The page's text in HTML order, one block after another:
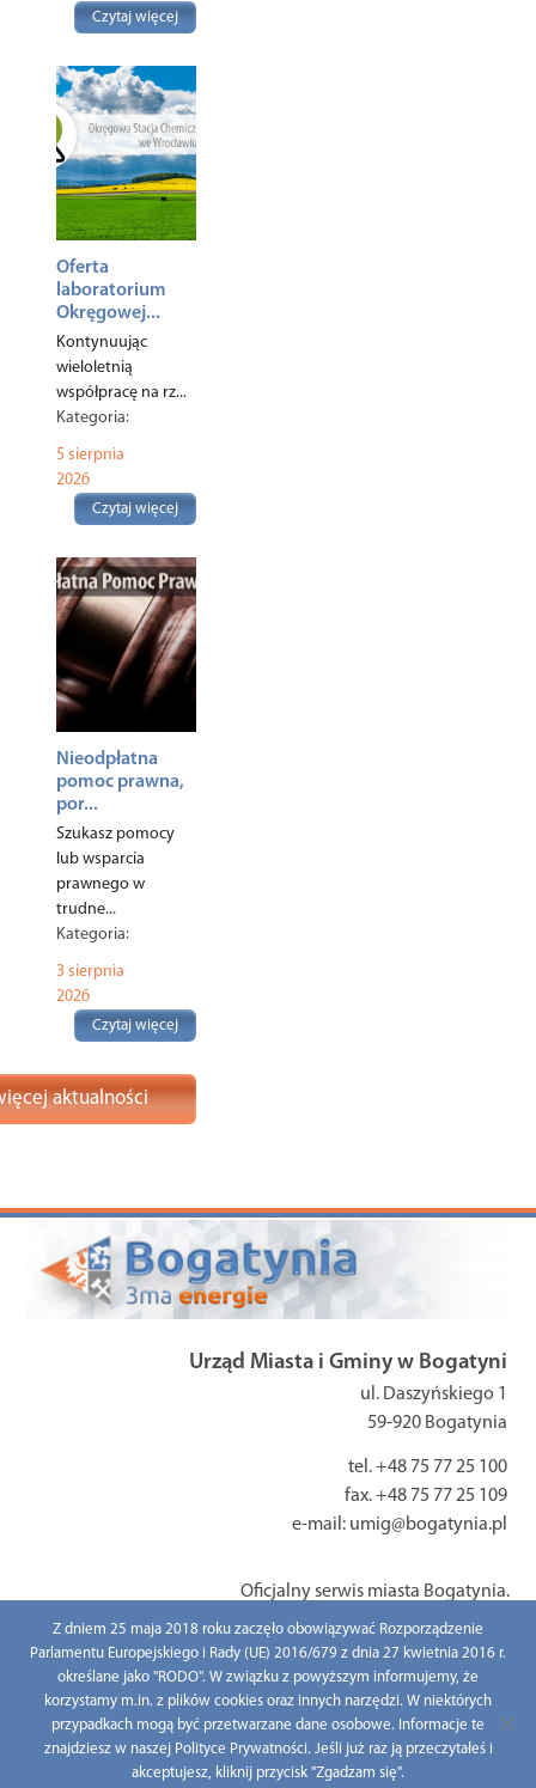
Czytaj więcej
Oferta
laboratorium
Okręgowej...
Kontynuując
wieloletnią
współpracę na rz...
Kategoria:
Ekologia
Rolnictwo
5 sierpnia
2026
Czytaj więcej
Nieodpłatna
pomoc prawna,
por...
Szukasz pomocy
lub wsparcia
prawnego w
trudne...
Kategoria:
Komunikaty
Polecane
3 sierpnia
2026
Czytaj więcej
aktualności
Urząd Miasta i Gminy w Bogatyni
ul. Daszyńskiego 1
59-920 Bogatynia
tel. +48 75 77 25 100
fax. +48 75 77 25 109
e-mail: umig@bogatynia.pl
Oficjalny serwis miasta Bogatynia.
All right reserved / Wszelkie prawa zastrzeżone © 2021 www.bogatynia.pl
Z dniem 25 maja 2018 roku zaczęło obowiązywać Rozporządzenie
Parlamentu Europejskiego i Rady (UE) 2016/679 z dnia 27 kwietnia 2016 r.
określane jako "RODO". W związku z powyższym informujemy, że
korzystamy m.in. z plików cookies oraz innych narzędzi. W niektórych
przypadkach mogą być przetwarzane dane osobowe. Informacje te
znajdziesz w naszej Polityce Prywatności. Jeśli już raz ją przeczytałeś i
akceptujesz, kliknij przycisk "Zgadzam się".